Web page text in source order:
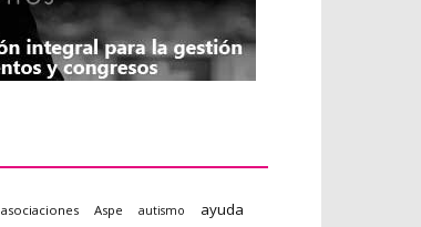
asociaciones Aspe autismo ayuda